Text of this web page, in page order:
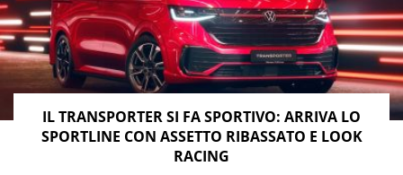
IL TRANSPORTER SI FA SPORTIVO: ARRIVA LO
SPORTLINE CON ASSETTO RIBASSATO E LOOK
RACING